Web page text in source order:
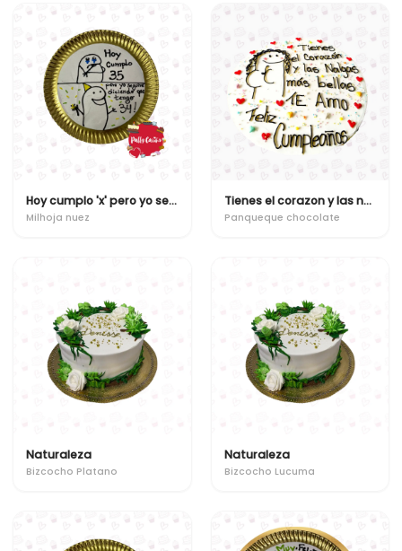
Hoy cumplo 'x' pero yo seguire diciendo que tengo 'x'
Milhoja nuez
Tienes el corazon y las nalgas mas bellas
Panqueque chocolate
Naturaleza
Bizcocho Platano
Naturaleza
Bizcocho Lucuma